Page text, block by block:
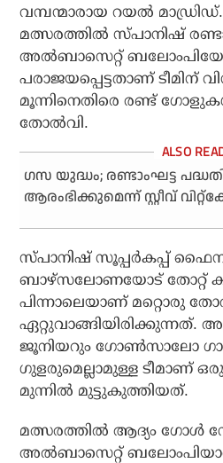
വമ്പന്മാരായ റയല്‍
മത്സരത്തില്‍ സ്പാനിഷ്
അല്‍ബാസെറ്റ്
പരാജയപ്പെട്ടതാണ് ടീമിന്
മൂന്നിനെതിരെ രണ്ട്
തോല്‍വി.
ഗസ യുദ്ധം; രണ്ടാംഘട്ട
ആരംഭിക്കുമെന്ന് സ്റ്റീവ്
സ്പാനിഷ് സൂപ്പര്‍കപ്പ്
ബാഴ്സലോണയോട് തോറ്റ്
പിന്നാലെയാണ് മറ്റൊരു
ഏറ്റുവാങ്ങിയിരിക്കുന്നത്.
ജൂനിയറും ഗോണ്‍സാലോ
ഗുളരുമെല്ലാമുള്ള ടീമാണ്
മുന്നില്‍ മുട്ടുകുത്തിയത്.
മത്സരത്തില്‍ ആദ്യം ഗോള്‍
അല്‍ബാസെറ്റ്